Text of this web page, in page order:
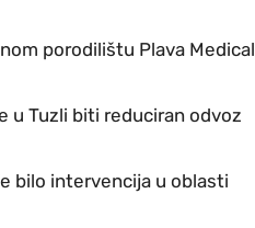
porodilištu Plava Medical
u Tuzli biti reduciran odvoz
bilo intervencija u oblasti